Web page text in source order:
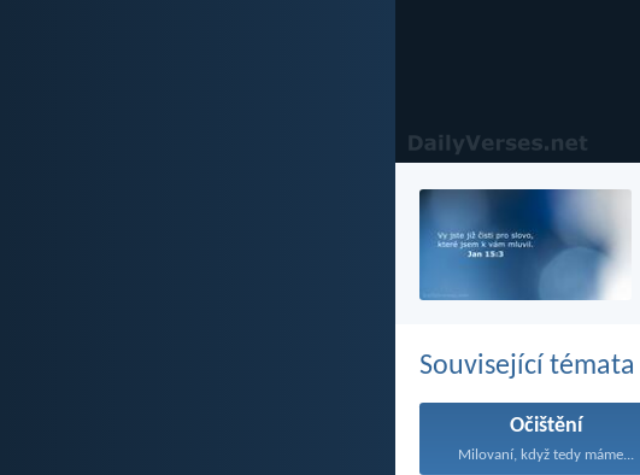
Související témata
Očištění
Milovaní, když tedy máme...